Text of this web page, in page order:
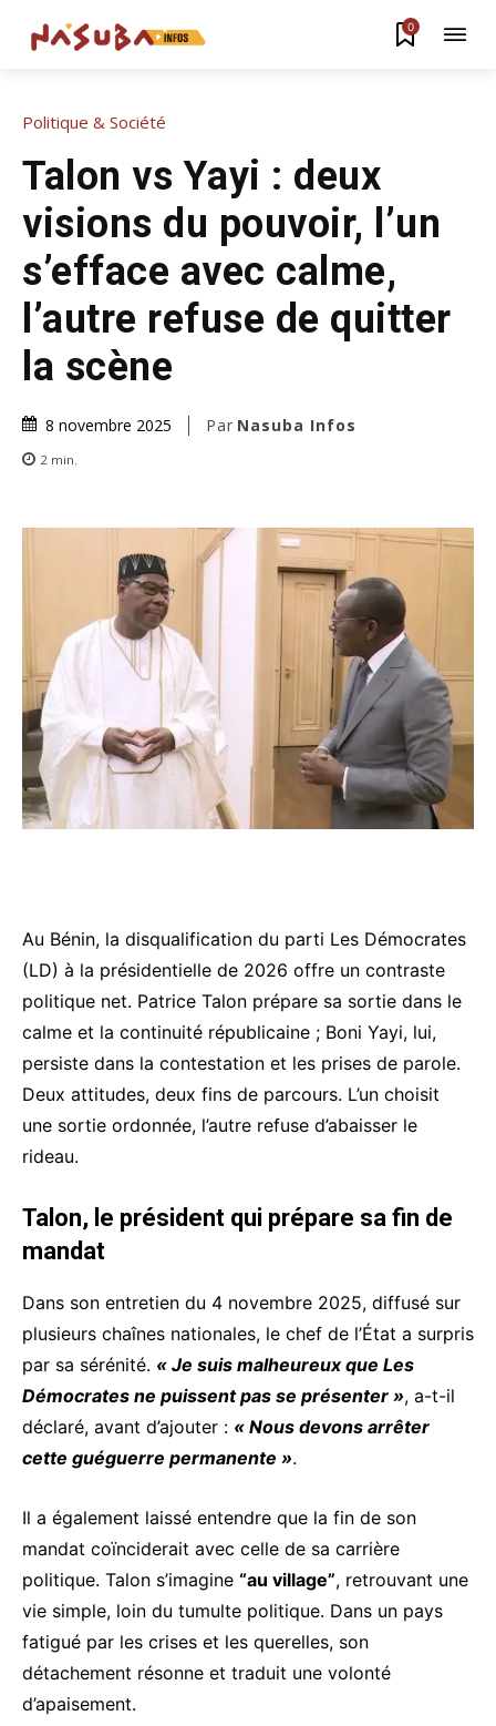
0
Politique & Société
Talon vs Yayi : deux
visions du pouvoir, l’un
s’efface avec calme,
l’autre refuse de quitter
la scène
8 novembre 2025 Par Nasuba Infos
2 min.
Au Bénin, la disqualification du parti Les Démocrates
(LD) à la présidentielle de 2026 offre un contraste
politique net. Patrice Talon prépare sa sortie dans le
calme et la continuité républicaine ; Boni Yayi, lui,
persiste dans la contestation et les prises de parole.
Deux attitudes, deux fins de parcours. L’un choisit
une sortie ordonnée, l’autre refuse d’abaisser le
rideau.
Talon, le président qui prépare sa fin de
mandat
Dans son entretien du 4 novembre 2025, diffusé sur
plusieurs chaînes nationales, le chef de l’État a surpris
par sa sérénité. « Je suis malheureux que Les
Démocrates ne puissent pas se présenter », a-t-il
déclaré, avant d’ajouter : « Nous devons arrêter
cette guéguerre permanente ».
Il a également laissé entendre que la fin de son
mandat coïnciderait avec celle de sa carrière
politique. Talon s’imagine “au village”, retrouvant une
vie simple, loin du tumulte politique. Dans un pays
fatigué par les crises et les querelles, son
détachement résonne et traduit une volonté
d’apaisement.